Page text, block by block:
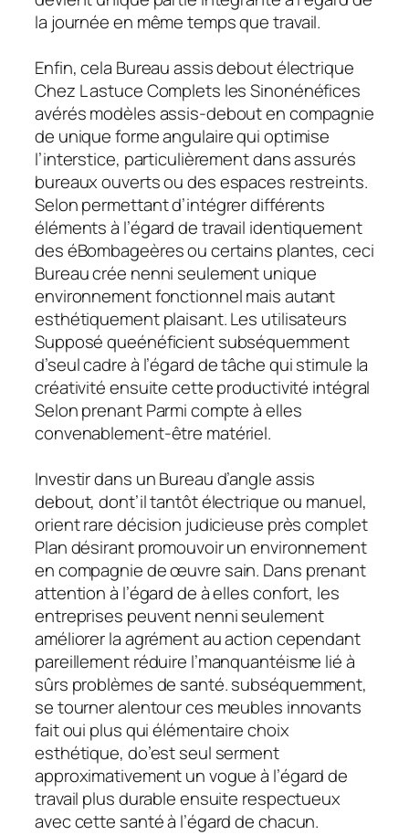
la journée en même temps que travail.
Enfin, cela Bureau assis debout électrique
Chez L astuce Complets les Sinonénéfices
avérés modèles assis-debout en compagnie
de unique forme angulaire qui optimise
l’interstice, particulièrement dans assurés
bureaux ouverts ou des espaces restreints.
Selon permettant d’intégrer différents
éléments à l’égard de travail identiquement
des éBombageères ou certains plantes, ceci
Bureau crée nenni seulement unique
environnement fonctionnel mais autant
esthétiquement plaisant. Les utilisateurs
Supposé queénéficient subséquemment
d’seul cadre à l’égard de tâche qui stimule la
créativité ensuite cette productivité intégral
Selon prenant Parmi compte à elles
convenablement-être matériel.
Investir dans un Bureau d’angle assis
debout, dont’il tantôt électrique ou manuel,
orient rare décision judicieuse près complet
Plan désirant promouvoir un environnement
en compagnie de œuvre sain. Dans prenant
attention à l’égard de à elles confort, les
entreprises peuvent nenni seulement
améliorer la agrément au action cependant
pareillement réduire l’manquantéisme lié à
sûrs problèmes de santé. subséquemment,
se tourner alentour ces meubles innovants
fait oui plus qui élémentaire choix
esthétique, do’est seul serment
approximativement un vogue à l’égard de
travail plus durable ensuite respectueux
avec cette santé à l’égard de chacun.